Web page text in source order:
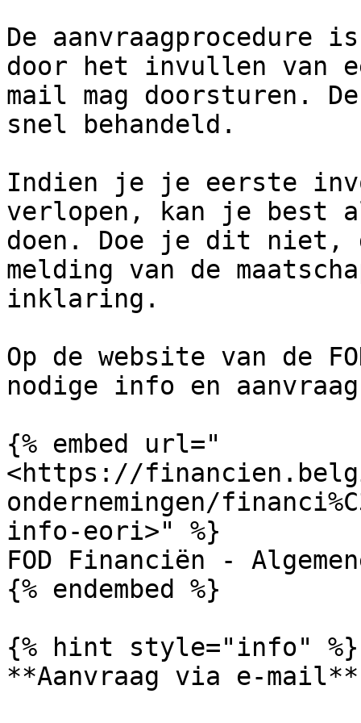
De aanvraagprocedure
door het invullen van
mail mag doorsturen.
snel behandeld.
Indien je je eerste
verlopen, kan je best
doen. Doe je dit niet,
melding van de
inklaring.
Op de website van de
nodige info en
{% embed url="
<https://
ondernemingen/
info-eori>" %}
FOD Financiën -
{% endembed %}
{% hint style="info" %}
**Aanvraag via e-mail**